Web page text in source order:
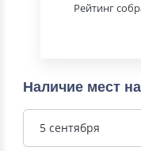
Рейтинг
Наличие мест
5 сентября